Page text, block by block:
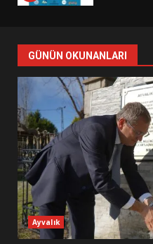
7
YENİ
1
ESA
NEYİ
GÜNÜN OKUNANLARI
Ayvalık